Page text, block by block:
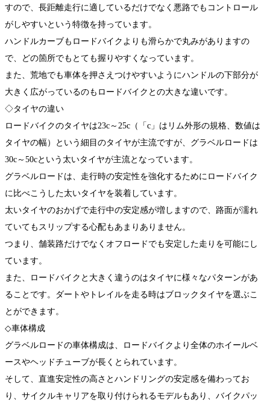
すので、長距離走行に適しているだけでなく悪路でもコントロール
がしやすいという特徴を持っています。
ハンドルカーブもロードバイクよりも滑らかで丸みがありますの
で、どの箇所でもとても握りやすくなっています。
また、荒地でも車体を押さえつけやすいようにハンドルの下部分が
大きく広がっているのもロードバイクとの大きな違いです。
◇タイヤの違い
ロードバイクのタイヤは23c～25c（「c」はリム外形の規格、数値は
タイヤの幅）という細目のタイヤが主流ですが、グラベルロードは
30c～50cという太いタイヤが主流となっています。
グラベルロードは、走行時の安定性を強化するためにロードバイク
に比べこうした太いタイヤを装着しています。
太いタイヤのおかげで走行中の安定感が増しますので、路面が濡れ
ていてもスリップする心配もあまりありません。
つまり、舗装路だけでなくオフロードでも安定した走りを可能にし
ています。
また、ロードバイクと大きく違うのはタイヤに様々なパターンがあ
ることです。ダートやトレイルを走る時はブロックタイヤを選ぶこ
とができます。
◇車体構成
グラベルロードの車体構成は、ロードバイクより全体のホイールベ
ースやヘッドチューブが長くとられています。
そして、直進安定性の高さとハンドリングの安定感を備わってお
り、サイクルキャリアを取り付けられるモデルもあり、バイクパッ